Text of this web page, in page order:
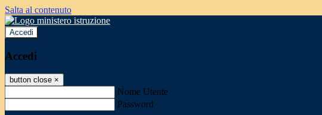
Salta al contenuto
Accedi
Accedi
button close ×
Nome Utente
Password